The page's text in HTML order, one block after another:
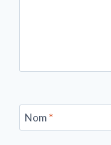
Nom *